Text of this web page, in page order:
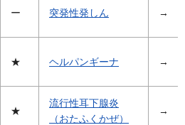
ー 突発性発しん →
★ ヘルパンギーナ →
★
流行性耳下腺炎
（おたふくかぜ）
→